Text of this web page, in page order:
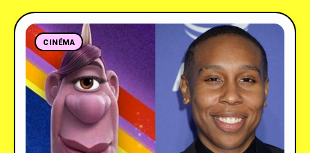
CINÉMA